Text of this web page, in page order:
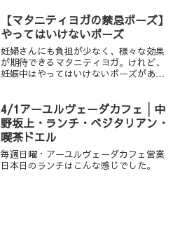
【マタニティヨガの禁忌ポーズ】
やってはいけないポーズ
妊婦さんにも負担が少なく、様々な効果
が期待できるマタニティヨガ。けれど、
妊娠中はやってはいけないポーズがあり
4/1アーユルヴェーダカフェ│中
野坂上・ランチ・ベジタリアン・
喫茶ドエル
毎週日曜・アーユルヴェーダカフェ営業
日本日のランチはこんな感じでした。